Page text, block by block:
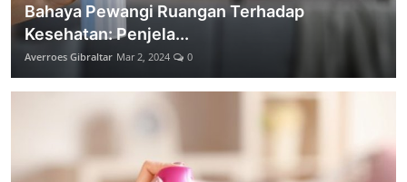
Bahaya Pewangi Ruangan Terhadap
Kesehatan: Penjela...
Averroes Gibraltar Mar 2, 2024 0